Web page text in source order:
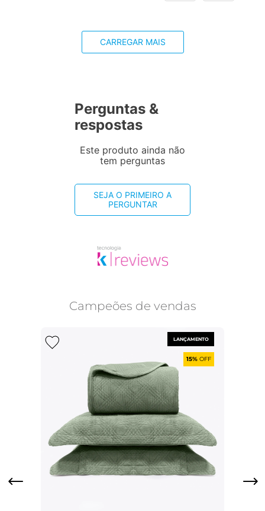
CARREGAR MAIS
Perguntas &
respostas
Este produto ainda não
tem perguntas
SEJA O PRIMEIRO A
PERGUNTAR
Campeões de vendas
LANÇAMENTO
15% OFF